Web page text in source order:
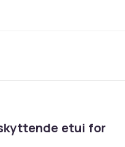
etui for